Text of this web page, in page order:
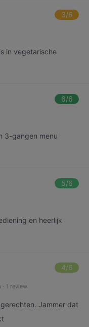
3/6
in vegetarische
6/6
3-gangen menu
5/6
en heerlijk
4/6
· 1 review
Jammer dat